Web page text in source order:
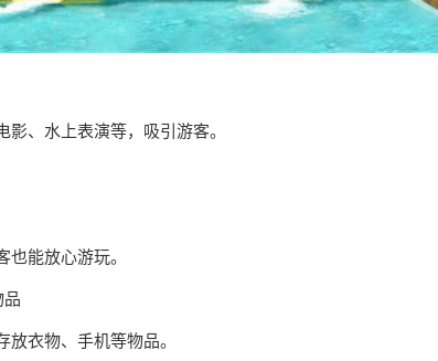
、水上表演等，吸引游客。
也能放心游玩。
品
衣物、手机等物品。